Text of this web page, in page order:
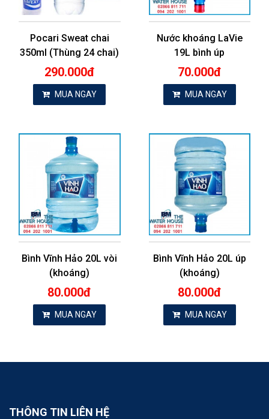
Pocari Sweat chai
350ml (Thùng 24 chai)
290.000đ
MUA NGAY
Nước khoáng LaVie
19L bình úp
70.000đ
MUA NGAY
Bình Vĩnh Hảo 20L vòi
(khoáng)
80.000đ
MUA NGAY
Bình Vĩnh Hảo 20L úp
(khoáng)
80.000đ
MUA NGAY
THÔNG TIN LIÊN HỆ